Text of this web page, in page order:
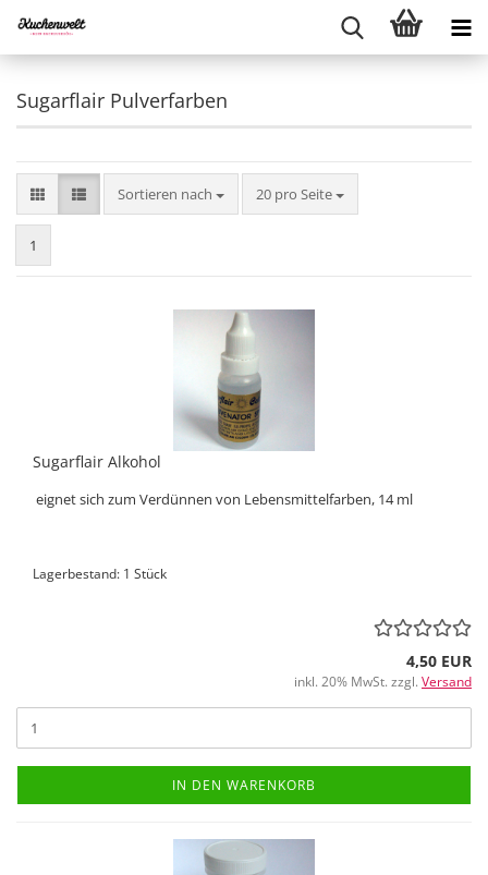
Sugarflair Pulverfarben
Sortieren nach
Sortieren nach 20 pro Seite
pro Seite
1
Sugarflair Alkohol
eignet sich zum Verdünnen von Lebensmittelfarben, 14 ml
Lagerbestand: 1 Stück
4,50 EUR
inkl. 20% MwSt. zzgl. Versand
IN DEN WARENKORB